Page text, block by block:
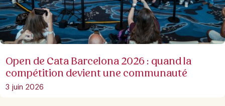
Open de Cata Barcelona 2026 : quand la
compétition devient une communauté
3 juin 2026